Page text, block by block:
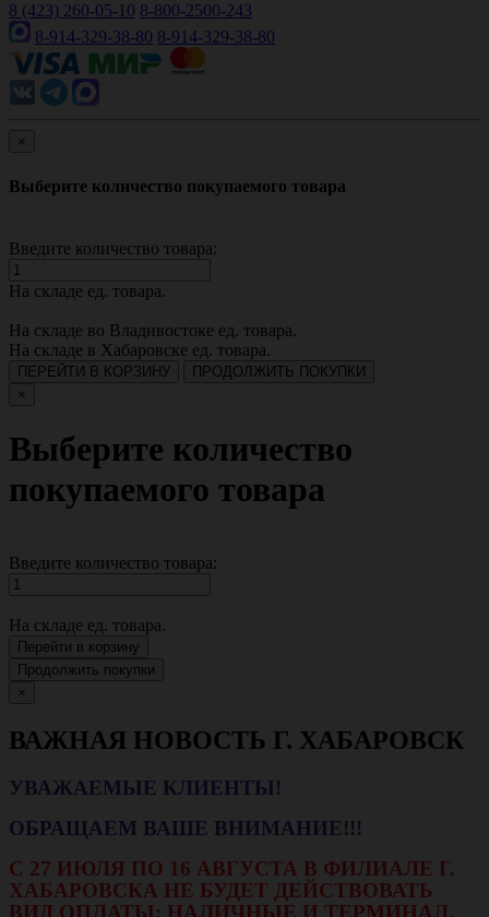
8 (423) 260-05-10 8-800-2500-243
8-914-329-38-80 8-914-329-38-80
×
Выберите количество покупаемого товара
Введите количество товара:
На складе ед. товара.
На складе во Владивостоке ед. товара.
На складе в Хабаровске ед. товара.
ПЕРЕЙТИ В КОРЗИНУ
ПРОДОЛЖИТЬ ПОКУПКИ
×
Выберите количество
покупаемого товара
Введите количество товара:
На складе ед. товара.
Перейти в корзину
Продолжить покупки
×
ВАЖНАЯ НОВОСТЬ Г. ХАБАРОВСК
УВАЖАЕМЫЕ КЛИЕНТЫ!
ОБРАЩАЕМ ВАШЕ ВНИМАНИЕ!!!
С 27 ИЮЛЯ ПО 16 АВГУСТА В ФИЛИАЛЕ Г.
ХАБАРОВСКА НЕ БУДЕТ ДЕЙСТВОВАТЬ
ВИД ОПЛАТЫ: НАЛИЧНЫЕ И ТЕРМИНАЛ.